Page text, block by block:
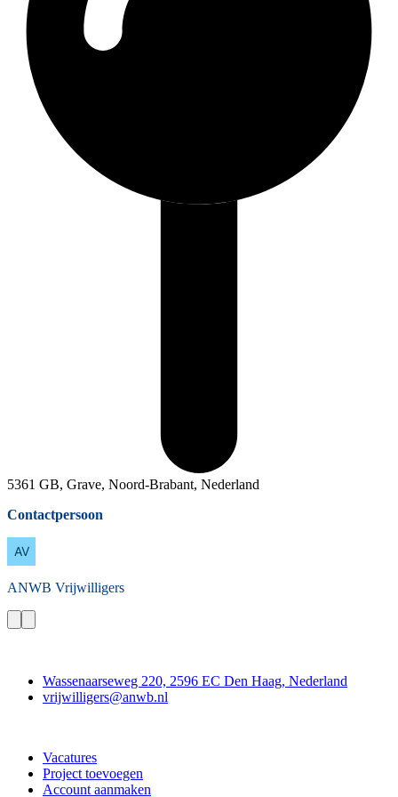
5361 GB, Grave, Noord-Brabant, Nederland
Contactpersoon
ANWB Vrijwilligers
Wassenaarseweg 220, 2596 EC Den Haag, Nederland
vrijwilligers@anwb.nl
Vacatures
Project toevoegen
Account aanmaken